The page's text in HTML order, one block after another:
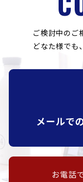
ご検討中のご
どなた様でも
メールで
お電話